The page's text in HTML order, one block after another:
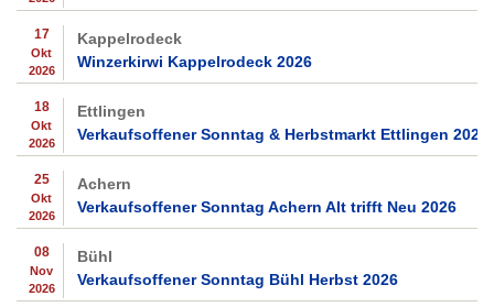
17
Okt
2026
Kappelrodeck
Winzerkirwi Kappelrodeck 2026
18
Okt
2026
Ettlingen
Verkaufsoffener Sonntag & Herbstmarkt Ettlingen 2026
25
Okt
2026
Achern
Verkaufsoffener Sonntag Achern Alt trifft Neu 2026
08
Nov
2026
Bühl
Verkaufsoffener Sonntag Bühl Herbst 2026